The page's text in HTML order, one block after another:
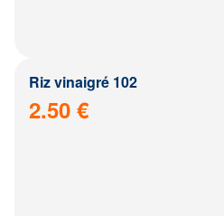
Riz vinaigré 102
2.50 €